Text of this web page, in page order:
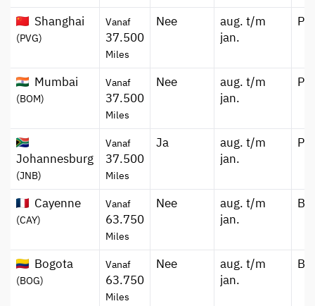
Shanghai
(PVG)
Vanaf
37.500
Miles
Nee
aug. t/m
jan.
Mumbai
(BOM)
Vanaf
37.500
Miles
Nee
aug. t/m
jan.
Johannesburg
(JNB)
Vanaf
37.500
Miles
Ja
aug. t/m
jan.
Cayenne
(CAY)
Vanaf
63.750
Miles
Nee
aug. t/m
jan.
Bogota
(BOG)
Vanaf
63.750
Miles
Nee
aug. t/m
jan.